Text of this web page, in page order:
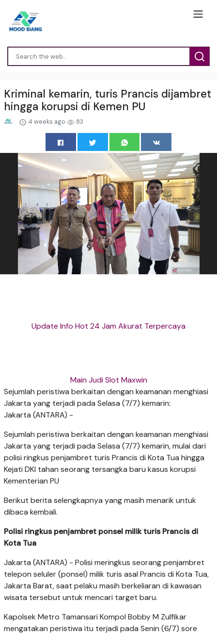
Kriminal kemarin, turis Prancis dijambret
hingga korupsi di Kemen PU
4 weeks ago 83
Update Info Hot 24 Jam Akurat Terpercaya
Main Judi Slot Maxwin
Sejumlah peristiwa berkaitan dengan keamanan menghiasi
Jakarta yang terjadi pada Selasa (7/7) kemarin:
Jakarta (ANTARA) -
Sejumlah peristiwa berkaitan dengan keamanan menghiasi
Jakarta yang terjadi pada Selasa (7/7) kemarin, mulai dari
polisi ringkus penjambret turis Prancis di Kota Tua hingga
Kejati DKI tahan seorang tersangka baru kasus korupsi
Kementerian PU
Berikut berita selengkapnya yang masih menarik untuk
dibaca kembali.
Polisi ringkus penjambret ponsel milik turis Prancis di
Kota Tua
Jakarta (ANTARA) - Polisi meringkus seorang penjambret
telepon seluler (ponsel) milik turis asal Prancis di Kota Tua,
Jakarta Barat, saat pelaku masih berkeliaran di kawasan
wisata tersebut untuk mencari target baru.
Kapolsek Metro Tamansari Kompol Bobby M Zulfikar
mengatakan peristiwa itu terjadi pada Senin (6/7) sore